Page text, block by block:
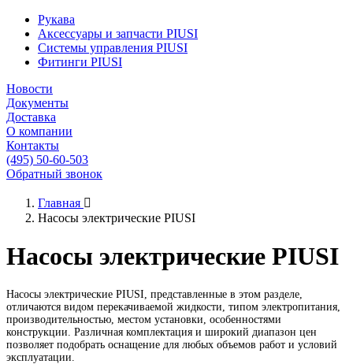
Рукава
Аксессуары и запчасти PIUSI
Системы управления PIUSI
Фитинги PIUSI
Новости
Документы
Доставка
О компании
Контакты
(495) 50-60-503
Обратный звонок
Главная 
Насосы электрические PIUSI
Насосы электрические PIUSI
Насосы электрические PIUSI, представленные в этом разделе,
отличаются видом перекачиваемой жидкости, типом электропитания,
производительностью, местом установки, особенностями
конструкции. Различная комплектация и широкий диапазон цен
позволяет подобрать оснащение для любых объемов работ и условий
эксплуатации.